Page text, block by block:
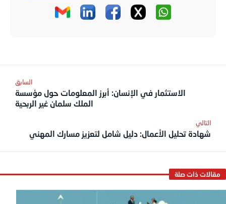
الاستثمار في الإنسان: أبرز المعلومات حول مؤسسة
الملك سلمان غير الربحية
شهادة تحليل الأعمال: دليل شامل لتعزيز مسارك المهني